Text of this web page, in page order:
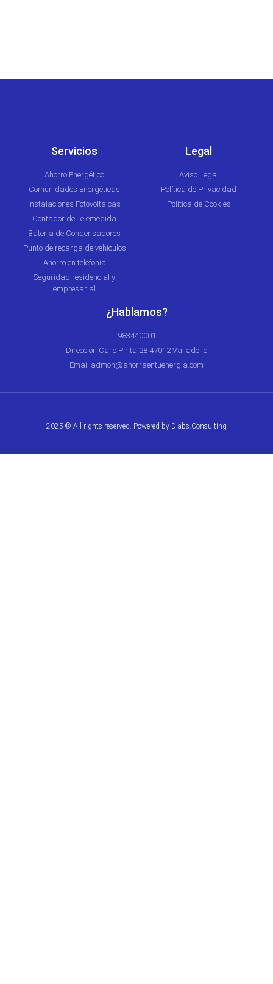
Servicios
Ahorro Energético
Comunidades Energéticas
Instalaciones Fotovoltaicas
Contador de Telemedida
Batería de Condensadores
Punto de recarga de vehículos
Ahorro en telefonía
Seguridad residencial y
empresarial
Legal
Aviso Legal
Política de Privacidad
Política de Cookies
¿Hablamos?
983440001
Dirección Calle Pirita 28 47012 Valladolid
Email admon@ahorraentuenergia.com
2025 © All rights reserved. Powered by Dlabs.Consulting